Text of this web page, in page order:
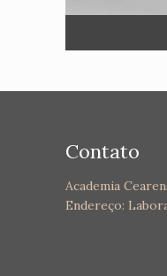
Contato
Academia
Endereço: